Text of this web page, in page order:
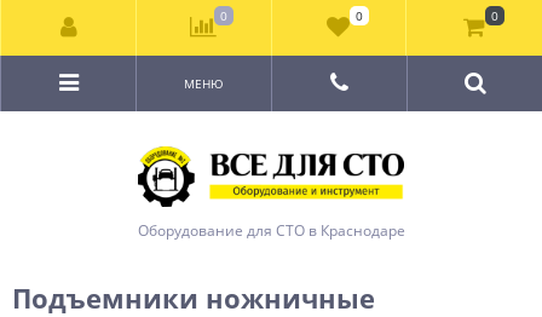
Оборудование для СТО в Краснодаре
МЕНЮ
Подъемники ножничные
0 0 0